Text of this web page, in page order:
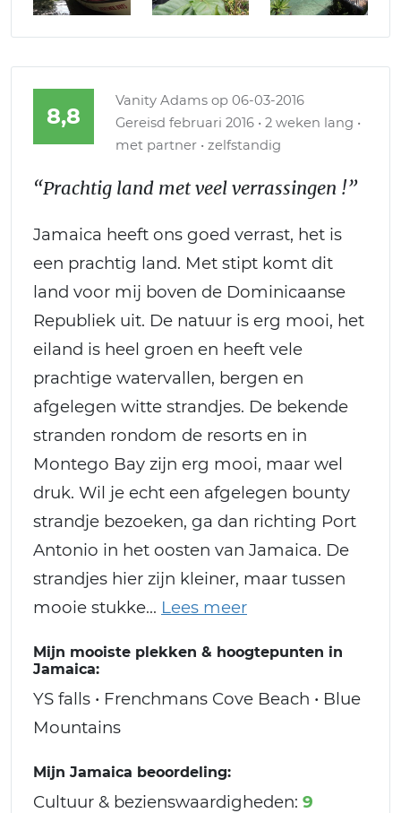
8,8
Vanity Adams op 06-03-2016
Gereisd februari 2016 • 2 weken lang •
met partner • zelfstandig
“Prachtig land met veel verrassingen !”
Jamaica heeft ons goed verrast, het is
een prachtig land. Met stipt komt dit
land voor mij boven de Dominicaanse
Republiek uit. De natuur is erg mooi, het
eiland is heel groen en heeft vele
prachtige watervallen, bergen en
afgelegen witte strandjes. De bekende
stranden rondom de resorts en in
Montego Bay zijn erg mooi, maar wel
druk. Wil je echt een afgelegen bounty
strandje bezoeken, ga dan richting Port
Antonio in het oosten van Jamaica. De
strandjes hier zijn kleiner, maar tussen
mooie stukke
Mijn mooiste plekken & hoogtepunten in
Jamaica:
YS falls • Frenchmans Cove Beach • Blue
Mountains
Mijn Jamaica beoordeling:
Cultuur & bezienswaardigheden: 9